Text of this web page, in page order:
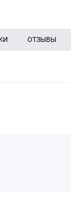
ОТЗЫВЫ